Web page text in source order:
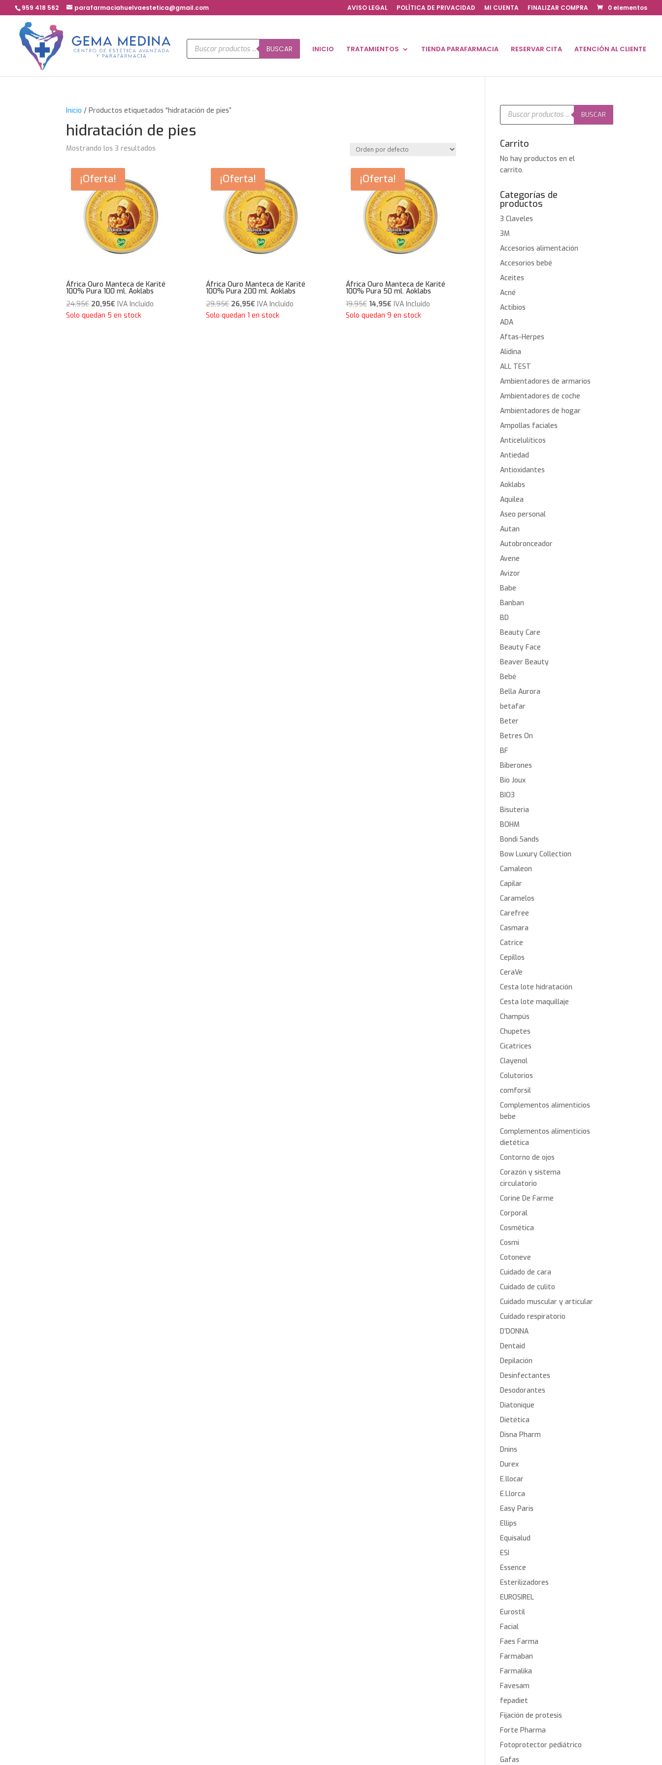
959 418 562 parafarmaciahuelvaestetica@gmail.com AVISO LEGAL POLÍTICA DE PRIVACIDAD MI CUENTA FINALIZAR COMPRA 0 elementos
Búsqueda
de
productos
BUSCAR INICIO TRATAMIENTOS TIENDA PARAFARMACIA RESERVAR CITA ATENCIÓN AL CLIENTE
Inicio / Productos etiquetados “hidratación de pies”
hidratación de pies
Mostrando los 3 resultados
¡Oferta!
África Ouro Manteca de Karité
100% Pura 100 ml. Aoklabs
24,95€ El
precio
20,95€ El
precio
IVA Incluido
Solo quedan 5 en stock
¡Oferta!
África Ouro Manteca de Karité
100% Pura 200 ml. Aoklabs
29,95€ El
precio
26,95€El
precio
IVA Incluido
Solo quedan 1 en stock
¡Oferta!
África Ouro Manteca de Karité
100% Pura 50 ml. Aoklabs
19,95€ El
precio
14,95€El
precio
IVA Incluido
Solo quedan 9 en stock
Búsqueda
productos
BUSCAR
Carrito
No hay productos en el
carrito.
Categorías de
productos
3 Claveles
3M
Accesorios alimentación
Accesorios bebé
Aceites
Acné
Actibios
ADA
Aftas-Herpes
Alidina
ALL TEST
Ambientadores de armarios
Ambientadores de coche
Ambientadores de hogar
Ampollas faciales
Anticelulíticos
Antiedad
Antioxidantes
Aoklabs
Aquilea
Aseo personal
Autan
Autobronceador
Avene
Avizor
Babe
Banban
BD
Beauty Care
Beauty Face
Beaver Beauty
Bebé
Bella Aurora
betafar
Beter
Betres On
BF
Biberones
Bio Joux
BIO3
Bisuteria
BOHM
Bondi Sands
Bow Luxury Collection
Camaleon
Capilar
Caramelos
Carefree
Casmara
Catrice
Cepillos
CeraVe
Cesta lote hidratación
Cesta lote maquillaje
Champús
Chupetes
Cicatrices
Clayenol
Colutorios
comforsil
Complementos alimenticios
bebe
Complementos alimenticios
dietética
Contorno de ojos
Corazón y sistema
circulatorio
Corine De Farme
Corporal
Cosmética
Cosmi
Cotoneve
Cuidado de cara
Cuidado de culito
Cuidado muscular y articular
Cuidado respiratorio
D’DONNA
Dentaid
Depilación
Desinfectantes
Desodorantes
Diatonique
Dietética
Disna Pharm
Dnins
Durex
E.llocar
E.Llorca
Easy Paris
Ellips
Equisalud
ESI
Essence
Esterilizadores
EUROSIREL
Eurostil
Facial
Faes Farma
Farmaban
Farmalika
Favesam
fepadiet
Fijación de protesis
Forte Pharma
Fotoprotector pediátrico
Gafas